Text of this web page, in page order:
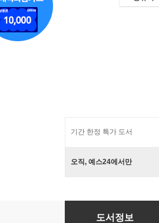
기간 한정 특가 도서
오직, 예스24에서만
중정이 기록한 장준하
도서정보